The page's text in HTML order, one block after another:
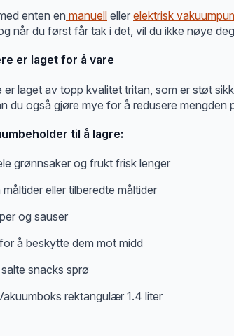
enten en manuell eller elektrisk
når du først får tak i det, vil du ikke nøye
er laget for å vare
laget av topp kvalitet tritan, som er støt
du også gjøre mye for å redusere
til å lagre:
grønnsaker og frukt frisk lenger
eller tilberedte måltider
og sauser
å beskytte dem mot midd
snacks sprø